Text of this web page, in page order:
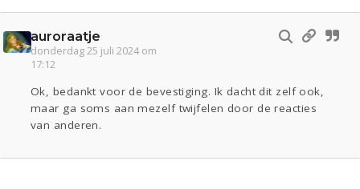
auroraatje
donderdag 25 juli 2024 om
17:12
Ok, bedankt voor de bevestiging. Ik dacht dit zelf ook,
maar ga soms aan mezelf twijfelen door de reacties
van anderen.